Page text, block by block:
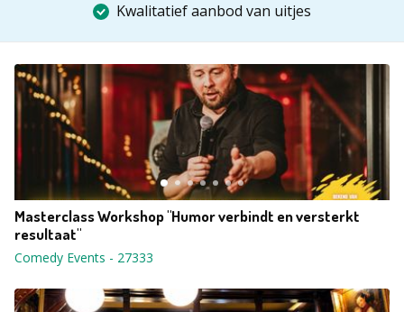
Kwalitatief aanbod van uitjes
Masterclass Workshop "Humor verbindt en versterkt
resultaat"
Comedy Events - 27333